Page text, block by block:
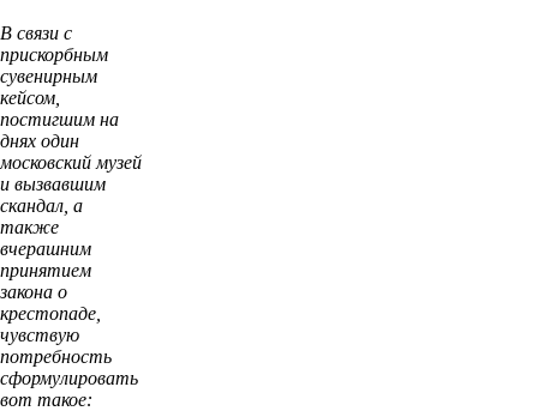
В связи с
прискорбным
сувенирным
кейсом,
постигшим на
днях один
московский музей
и вызвавшим
скандал, а
также
вчерашним
принятием
закона о
крестопаде,
чувствую
потребность
сформулировать
вот такое: